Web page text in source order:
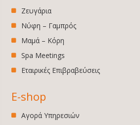
Ζευγάρια
Νύφη – Γαμπρός
Μαμά – Κόρη
Spa Meetings
Εταιρικές Επιβραβεύσεις
E-shop
Αγορά Υπηρεσιών